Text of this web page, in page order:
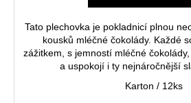
Tato plechovka je pokladnicí plnou
kousků mléčné čokolády. Každé
zážitkem, s jemností mléčné
a uspokojí i ty nejnáročnější
Karton / 12ks